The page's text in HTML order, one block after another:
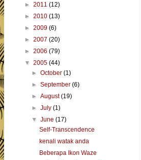
► 2011 (12)
► 2010 (13)
► 2009 (6)
► 2007 (20)
► 2006 (79)
▼ 2005 (44)
►October(1)
►September(6)
►August(19)
►July(1)
▼June(17)
Self-Transcendence
kenali watak anda
Beberapa Ikon Waze